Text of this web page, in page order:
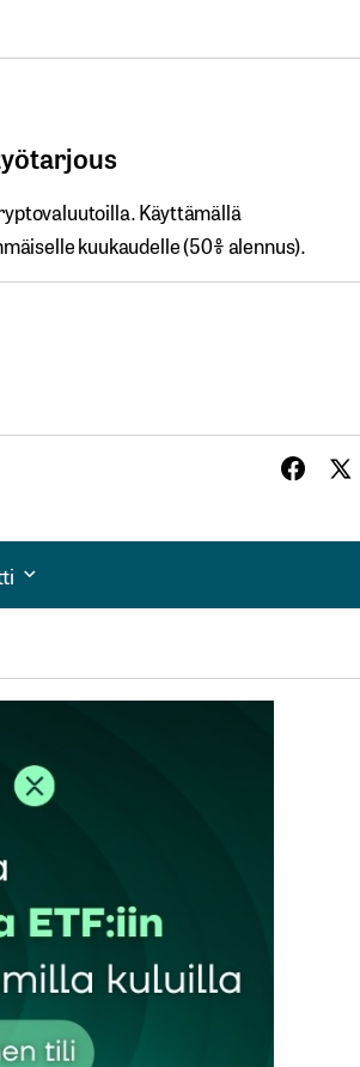
​Käyttämällä​
​kuukaudelle​ ​(50%​ ​alennus).